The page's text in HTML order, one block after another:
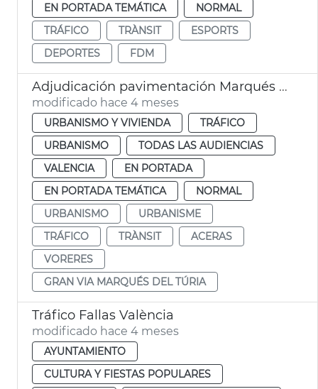
EN PORTADA TEMÁTICA
NORMAL
TRÁFICO
TRÀNSIT
ESPORTS
DEPORTES
FDM
Adjudicación pavimentación Marqués del Turia y calles de València
modificado hace 4 meses
URBANISMO Y VIVIENDA
TRÁFICO
URBANISMO
TODAS LAS AUDIENCIAS
VALENCIA
EN PORTADA
EN PORTADA TEMÁTICA
NORMAL
URBANISMO
URBANISME
TRÁFICO
TRÀNSIT
ACERAS
VORERES
GRAN VIA MARQUÉS DEL TÚRIA
Tráfico Fallas València
modificado hace 4 meses
AYUNTAMIENTO
CULTURA Y FIESTAS POPULARES